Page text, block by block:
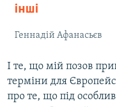
інші
Геннадій Афанасьєв
І те, що мій позов
терміни для
про те, що під